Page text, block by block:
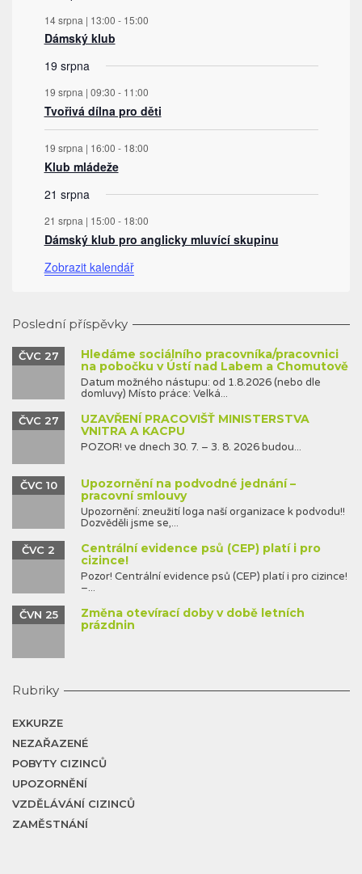
14 srpna | 13:00 - 15:00
Dámský klub
19 srpna
19 srpna | 09:30 - 11:00
Tvořivá dílna pro děti
19 srpna | 16:00 - 18:00
Klub mládeže
21 srpna
21 srpna | 15:00 - 18:00
Dámský klub pro anglicky mluvící skupinu
Zobrazit kalendář
Poslední příspěvky
Hledáme sociálního pracovníka/pracovnici
na pobočku v Ústí nad Labem a Chomutově
ČVC 27
Datum možného nástupu: od 1.8.2026 (nebo dle
domluvy) Místo práce: Velká...
UZAVŘENÍ PRACOVIŠŤ MINISTERSTVA
VNITRA A KACPU
ČVC 27
POZOR! ve dnech 30. 7. – 3. 8. 2026 budou...
Upozornění na podvodné jednání –
pracovní smlouvy
ČVC 10
Upozornění: zneužití loga naší organizace k podvodu!!
Dozvěděli jsme se,...
Centrální evidence psů (CEP) platí i pro
cizince!
ČVC 2
Pozor! Centrální evidence psů (CEP) platí i pro cizince!
–...
Změna otevírací doby v době letních
prázdnin
ČVN 25
Rubriky
EXKURZE
NEZAŘAZENÉ
POBYTY CIZINCŮ
UPOZORNĚNÍ
VZDĚLÁVÁNÍ CIZINCŮ
ZAMĚSTNÁNÍ